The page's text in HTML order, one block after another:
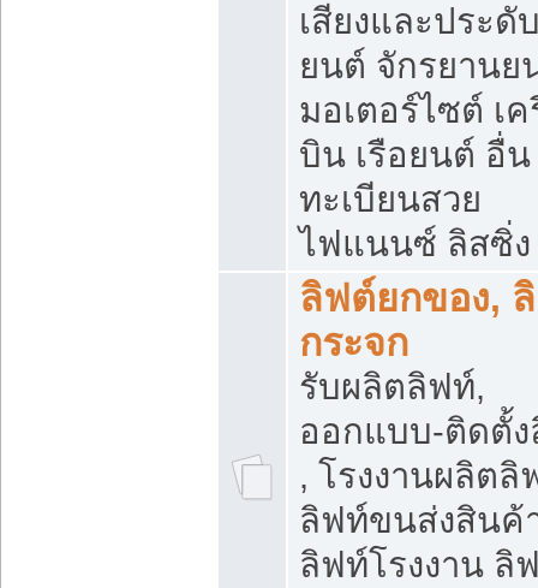
เสียงและประดั
ยนต์ จักรยานย
มอเตอร์ไซต์ เค
บิน เรือยนต์ อื่น
ทะเบียนสวย
ไฟแนนซ์ ลิสซิ่ง
ลิฟต์ยกของ,
กระจก
รับผลิตลิฟท์,
ออกแบบ-ติดตั้
, โรงงานผลิตลิ
ลิฟท์ขนส่งสินค้
ลิฟท์โรงงาน ลิ